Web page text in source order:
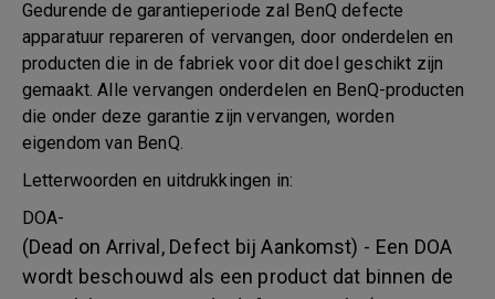
Gedurende de garantieperiode zal BenQ defecte
apparatuur repareren of vervangen, door onderdelen en
producten die in de fabriek voor dit doel geschikt zijn
gemaakt. Alle vervangen onderdelen en BenQ-producten
die onder deze garantie zijn vervangen, worden
eigendom van BenQ.
Letterwoorden en uitdrukkingen in:
DOA-
(Dead on Arrival, Defect bij Aankomst) - Een DOA
wordt beschouwd als een product dat binnen de